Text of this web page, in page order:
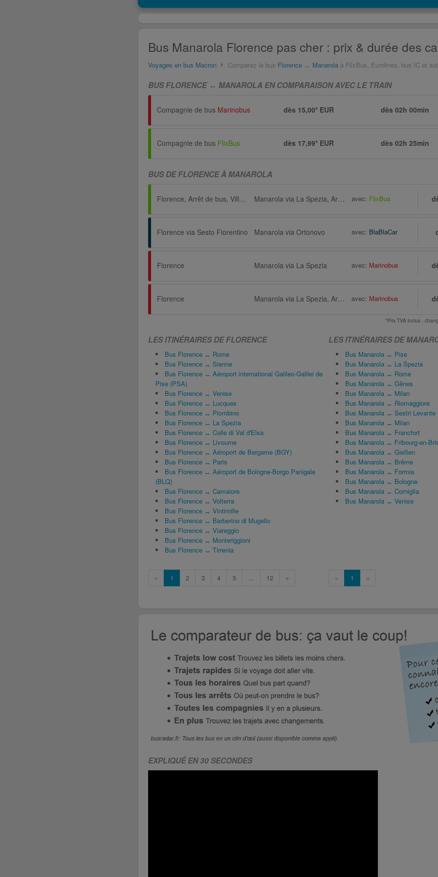
Bus Manarola Florence pas cher : prix & durée des
Voyages en bus Macron Comparez le bus Florence ↔ Manarola à FlixBus, Eurolines, bus IC et
BUS FLORENCE ↔ MANAROLA EN COMPARAISON AVEC LE TRAIN
Compagnie de bus Marinobus dès 15,00* EUR dès02h 00min
Compagnie de bus FlixBus dès 17,99* EUR dès02h 25min
BUS DE FLORENCE À MANAROLA
Florence, Arrêt de bus, Villa Costanza Tram T1 Manarola via La Spezia, Arrêt de bus, Via Giosuè Carducci avec: FlixBus
Florence via Sesto Fiorentino Manarola via Ortonovo avec: BlaBlaCar
Florence Manarola via La Spezia avec: Marinobus
Florence Manarola via La Spezia, Arrêt de bus, Viale Italia avec: Marinobus
*Prix TVA inclus -
LES ITINÉRAIRES DE FLORENCE
Bus Florence ↔ Rome
Bus Florence ↔ Sienne
Bus Florence ↔ Aéroport international Galileo-Galilei de
Pise (PSA)
Bus Florence ↔ Venise
Bus Florence ↔ Lucques
Bus Florence ↔ Piombino
Bus Florence ↔ La Spezia
Bus Florence ↔ Colle di Val d'Elsa
Bus Florence ↔ Livourne
Bus Florence ↔ Aéroport de Bergame (BGY)
Bus Florence ↔ Paris
Bus Florence ↔ Aéroport de Bologne-Borgo Panigale
(BLQ)
Bus Florence ↔ Camaiore
Bus Florence ↔ Volterra
Bus Florence ↔ Vintimille
Bus Florence ↔ Barberino di Mugello
Bus Florence ↔ Viareggio
Bus Florence ↔ Monteriggioni
Bus Florence ↔ Tirrenia
« 1 2 3 4 5 ... 12 »
LES ITINÉRAIRES DE
Bus Manarola ↔ Pise
Bus Manarola ↔ La Spezia
Bus Manarola ↔ Rome
Bus Manarola ↔ Gênes
Bus Manarola ↔ Milan
Bus Manarola ↔ Riomaggiore
Bus Manarola ↔ Sestri Levante
Bus Manarola ↔ Milan
Bus Manarola ↔ Francfort
Bus Manarola ↔ Fribourg-en-
Bus Manarola ↔ Gießen
Bus Manarola ↔ Brême
Bus Manarola ↔ Formia
Bus Manarola ↔ Bologne
Bus Manarola ↔ Corniglia
Bus Manarola ↔ Venise
« 1 »
EXPLIQUÉ EN 30 SECONDES